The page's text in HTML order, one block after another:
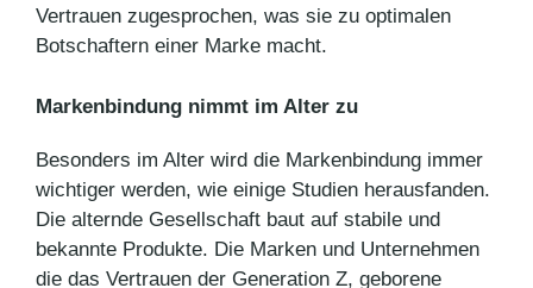
Vertrauen zugesprochen, was sie zu optimalen
Botschaftern einer Marke macht.
Markenbindung nimmt im Alter zu
Besonders im Alter wird die Markenbindung immer
wichtiger werden, wie einige Studien herausfanden.
Die alternde Gesellschaft baut auf stabile und
bekannte Produkte. Die Marken und Unternehmen
die das Vertrauen der Generation Z, geborene